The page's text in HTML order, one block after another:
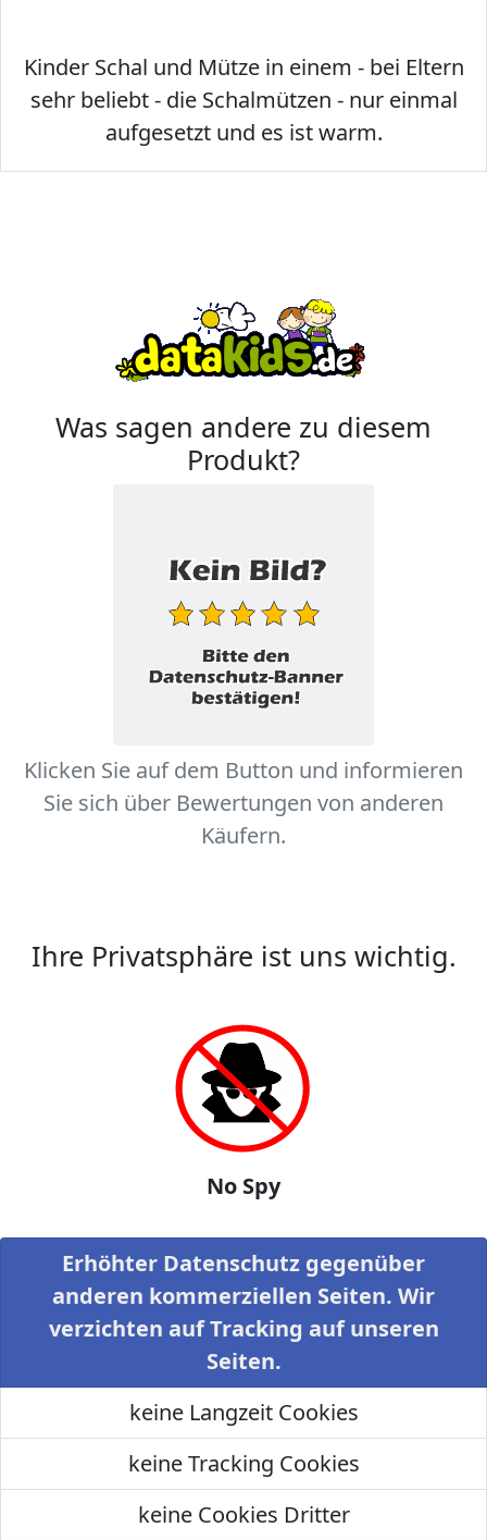
Kinder Schal und Mütze in einem - bei Eltern
sehr beliebt - die Schalmützen - nur einmal
aufgesetzt und es ist warm.
Was sagen andere zu diesem
Produkt?
Klicken Sie auf dem Button und informieren
Sie sich über Bewertungen von anderen
Käufern.
Ihre Privatsphäre ist uns wichtig.
No Spy
Erhöhter Datenschutz gegenüber
anderen kommerziellen Seiten. Wir
verzichten auf Tracking auf unseren
Seiten.
keine Langzeit Cookies
keine Tracking Cookies
keine Cookies Dritter